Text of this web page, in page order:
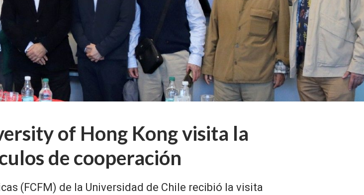
of Hong Kong visita la
de cooperación
(FCFM) de la Universidad de Chile recibió la visita